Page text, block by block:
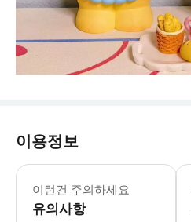
이용정보
이런건 주의하세요
유의사항